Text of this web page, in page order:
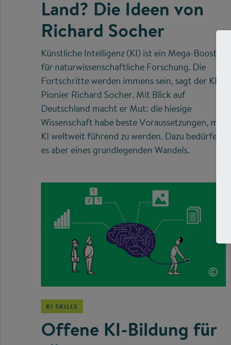
Land? Die Ideen von
Richard Socher
Künstliche Intelligenz (KI) ist ein Mega-Booster
für naturwissenschaftliche Forschung. Die
Fortschritte werden immens sein, sagt der KI-
Pionier Richard Socher. Mit Blick auf
Deutschland macht er Mut: die hiesige
Wissenschaft habe beste Voraussetzungen, mit
KI weltweit führend zu werden. Dazu bedürfe
es aber eines grundlegenden Wandels.
©
KI SKILLS
Offene KI-Bildung für